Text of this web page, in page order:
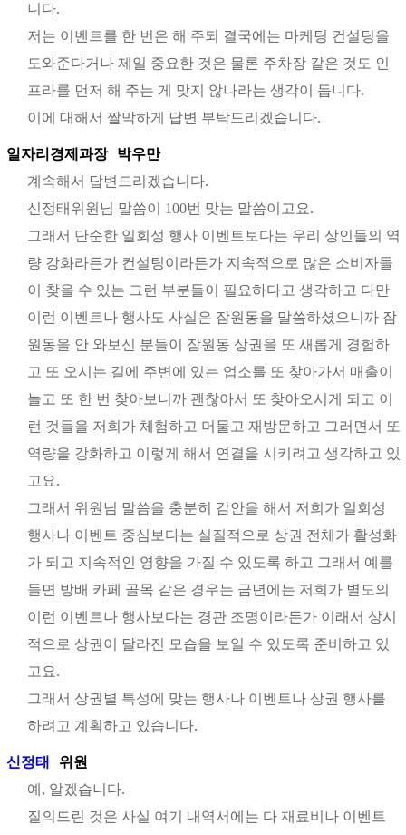
니다.
저는 이벤트를 한 번은 해 주되 결국에는 마케팅 컨설팅을
도와준다거나 제일 중요한 것은 물론 주차장 같은 것도 인
프라를 먼저 해 주는 게 맞지 않나라는 생각이 듭니다.
이에 대해서 짤막하게 답변 부탁드리겠습니다.
일자리경제과장
박우만
계속해서 답변드리겠습니다.
신정태위원님 말씀이 100번 맞는 말씀이고요.
그래서 단순한 일회성 행사 이벤트보다는 우리 상인들의 역
량 강화라든가 컨설팅이라든가 지속적으로 많은 소비자들
이 찾을 수 있는 그런 부분들이 필요하다고 생각하고 다만
이런 이벤트나 행사도 사실은 잠원동을 말씀하셨으니까 잠
원동을 안 와보신 분들이 잠원동 상권을 또 새롭게 경험하
고 또 오시는 길에 주변에 있는 업소를 또 찾아가서 매출이
늘고 또 한 번 찾아보니까 괜찮아서 또 찾아오시게 되고 이
런 것들을 저희가 체험하고 머물고 재방문하고 그러면서 또
역량을 강화하고 이렇게 해서 연결을 시키려고 생각하고 있
고요.
그래서 위원님 말씀을 충분히 감안을 해서 저희가 일회성
행사나 이벤트 중심보다는 실질적으로 상권 전체가 활성화
가 되고 지속적인 영향을 가질 수 있도록 하고 그래서 예를
들면 방배 카페 골목 같은 경우는 금년에는 저희가 별도의
이런 이벤트나 행사보다는 경관 조명이라든가 이래서 상시
적으로 상권이 달라진 모습을 보일 수 있도록 준비하고 있
고요.
그래서 상권별 특성에 맞는 행사나 이벤트나 상권 행사를
하려고 계획하고 있습니다.
신정태
위원
예, 알겠습니다.
질의드린 것은 사실 여기 내역서에는 다 재료비나 이벤트